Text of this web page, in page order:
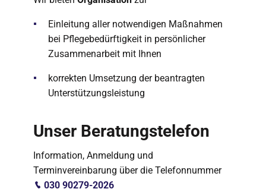
Einleitung aller notwendigen Maßnahmen
bei Pflegebedürftigkeit in persönlicher
Zusammenarbeit mit Ihnen
korrekten Umsetzung der beantragten
Unterstützungsleistung
Unser Beratungstelefon
Information, Anmeldung und
Terminvereinbarung über die Telefonnummer
030 90279-2026